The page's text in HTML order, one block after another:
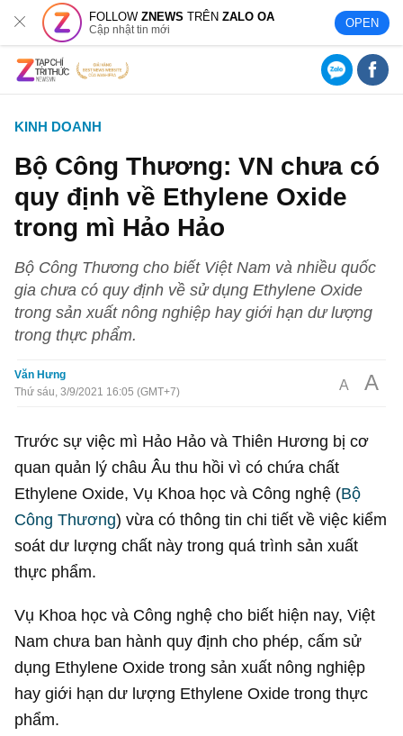
FOLLOWZNEWS TRÊNZALO OA
Cập nhật tin mới OPEN
KINH DOANH
Bộ Công Thương: VN chưa có
quy định về Ethylene Oxide
trong mì Hảo Hảo
Bộ Công Thương cho biết Việt Nam và nhiều quốc
gia chưa có quy định về sử dụng Ethylene Oxide
trong sản xuất nông nghiệp hay giới hạn dư lượng
trong thực phẩm.
Văn Hưng
Thứ sáu, 3/9/2021 16:05 (GMT+7)
A A
Trước sự việc mì Hảo Hảo và Thiên Hương bị cơ
quan quản lý châu Âu thu hồi vì có chứa chất
Ethylene Oxide, Vụ Khoa học và Công nghệ (Bộ
Công Thương) vừa có thông tin chi tiết về việc kiểm
soát dư lượng chất này trong quá trình sản xuất
thực phẩm.
Vụ Khoa học và Công nghệ cho biết hiện nay, Việt
Nam chưa ban hành quy định cho phép, cấm sử
dụng Ethylene Oxide trong sản xuất nông nghiệp
hay giới hạn dư lượng Ethylene Oxide trong thực
phẩm.